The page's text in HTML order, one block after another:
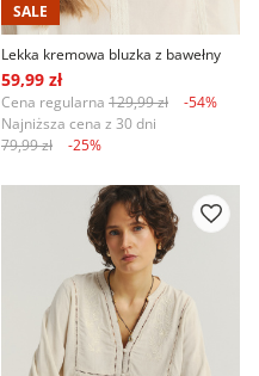
SALE
Lekka kremowa bluzka z bawełny
59,99 zł
Cena regularna 129,99 zł
-54%
Najniższa cena z 30 dni
79,99 zł
-25%